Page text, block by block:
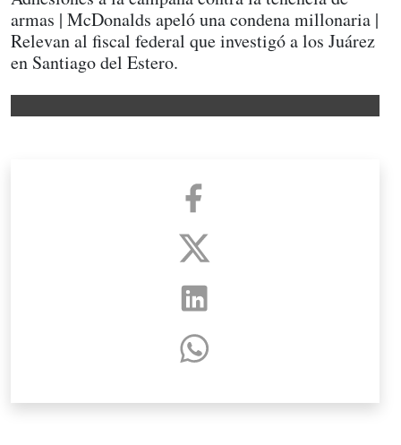
armas | McDonalds apeló una condena millonaria |
Relevan al fiscal federal que investigó a los Juárez
en Santiago del Estero.